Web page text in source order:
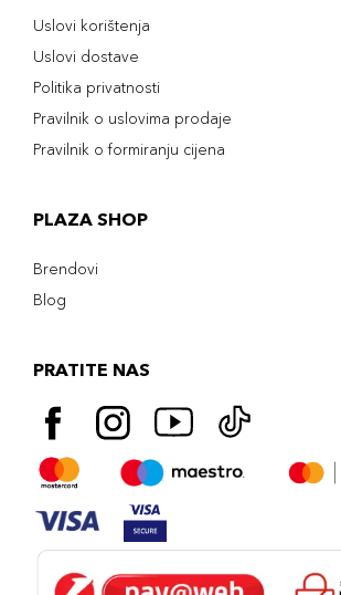
Uslovi korištenja
Uslovi dostave
Politika privatnosti
Pravilnik o uslovima prodaje
Pravilnik o formiranju cijena
PLAZA SHOP
Brendovi
Blog
PRATITE NAS